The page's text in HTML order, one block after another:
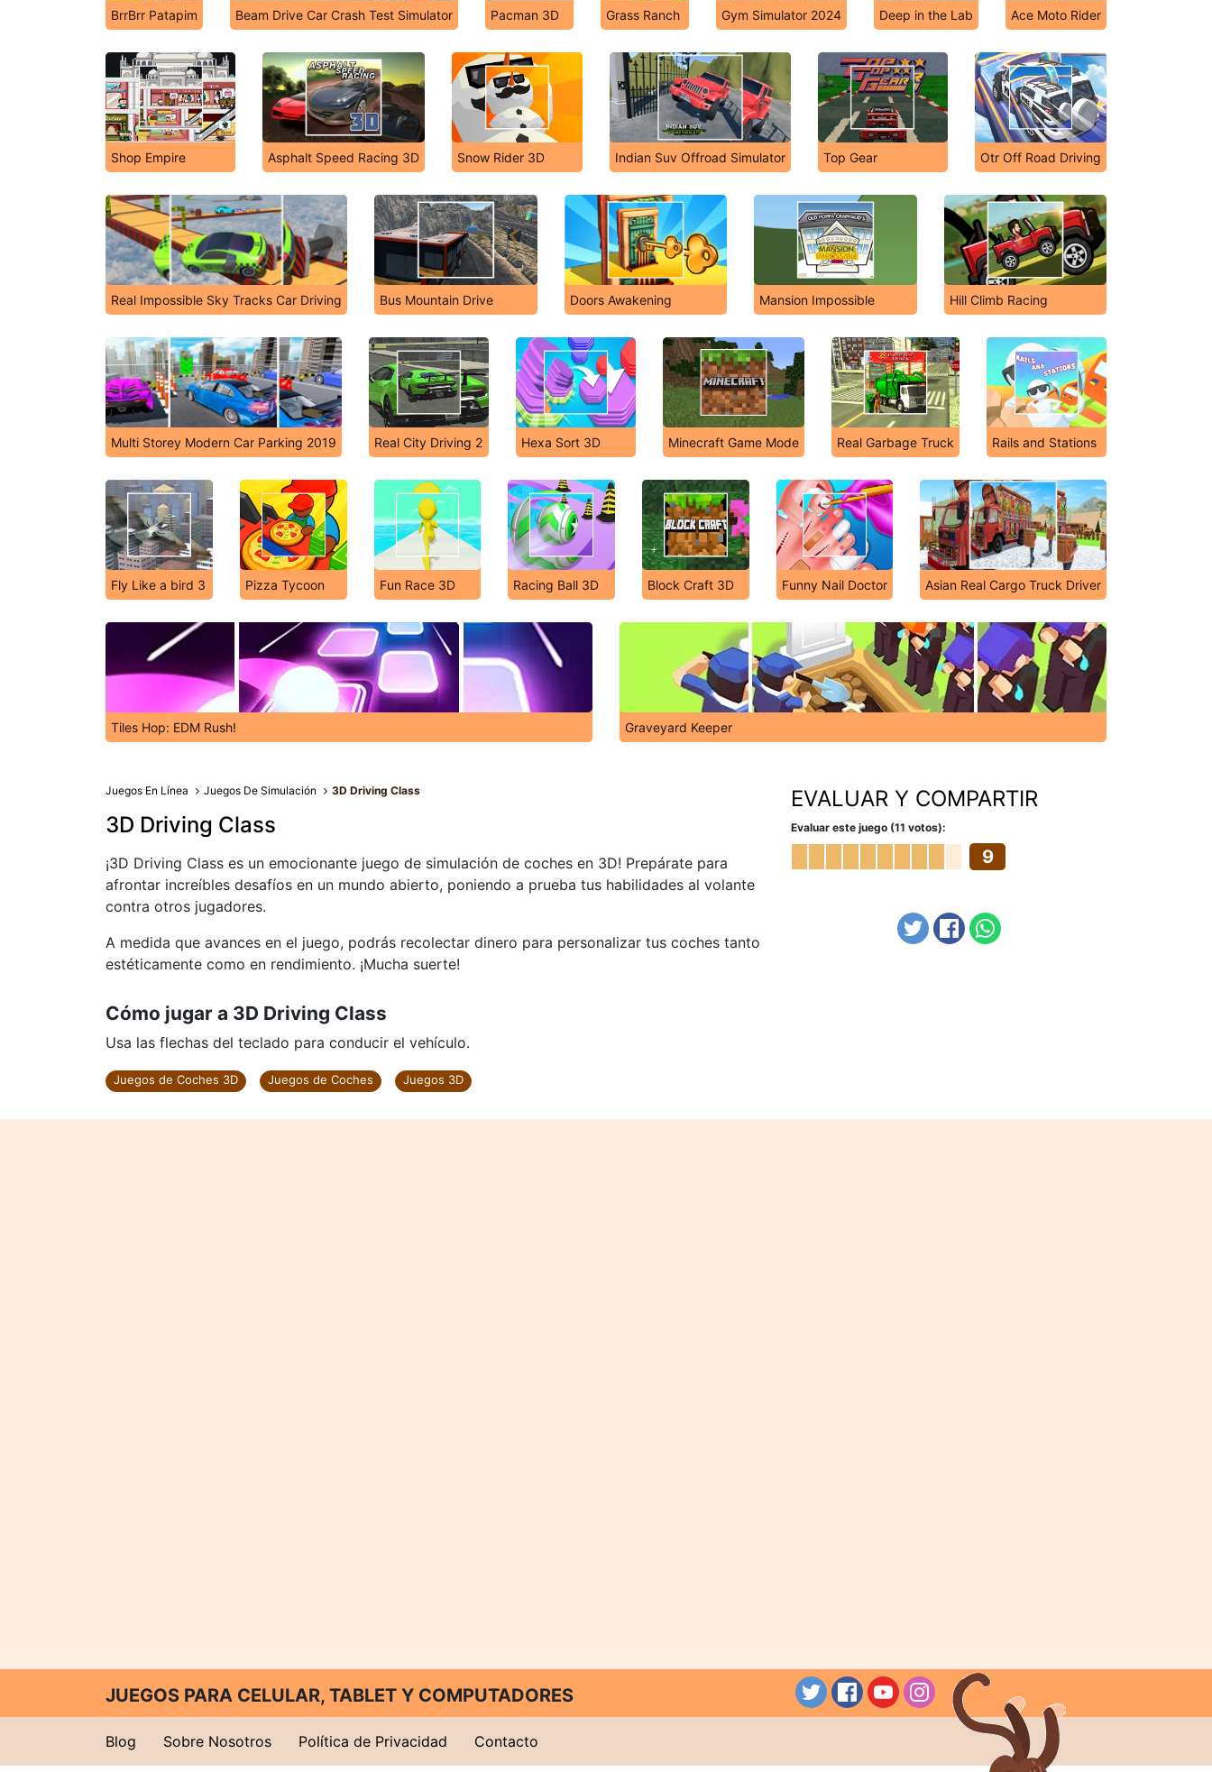
BrrBrr Patapim Beam Drive Car Crash Test Simulator Pacman 3D Grass Ranch Gym Simulator 2024 Deep in the Lab Ace Moto Rider
Shop Empire Asphalt Speed Racing 3D Snow Rider 3D Indian Suv Offroad Simulator Top Gear Otr Off Road Driving
Real Impossible Sky Tracks Car Driving Bus Mountain Drive Doors Awakening Mansion Impossible Hill Climb Racing
Multi Storey Modern Car Parking 2019 Real City Driving 2 Hexa Sort 3D Minecraft Game Mode Real Garbage Truck Rails and Stations
Fly Like a bird 3 Pizza Tycoon Fun Race 3D Racing Ball 3D Block Craft 3D Funny Nail Doctor Asian Real Cargo Truck Driver
Tiles Hop: EDM Rush! Graveyard Keeper
Juegos En Línea Juegos De Simulación 3D Driving Class
3D Driving Class
¡3D Driving Class es un emocionante juego de simulación de coches en 3D! Prepárate para
afrontar increíbles desafíos en un mundo abierto, poniendo a prueba tus habilidades al volante
contra otros jugadores.
A medida que avances en el juego, podrás recolectar dinero para personalizar tus coches tanto
estéticamente como en rendimiento. ¡Mucha suerte!
Cómo jugar a 3D Driving Class
Usa las flechas del teclado para conducir el vehículo.
Juegos de Coches 3D Juegos de Coches Juegos 3D
EVALUAR Y COMPARTIR
Evaluar este juego (11 votos):
9
JUEGOS PARA CELULAR, TABLET Y COMPUTADORES
Blog Sobre Nosotros Política de Privacidad Contacto